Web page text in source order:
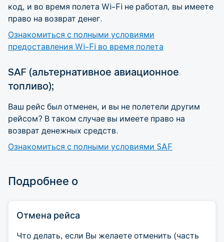
код, и во время полета Wi-Fi не работал, вы имеете
право на возврат денег.
Ознакомиться с полными условиями
предоставления Wi-Fi во время полета
SAF (альтернативное авиационное
топливо);
Ваш рейс был отменен, и вы не полетели другим
рейсом? В таком случае вы имеете право на
возврат денежных средств.
Ознакомиться с полными условиями SAF
Подробнее о
Отмена рейса
Что делать, если Вы желаете отменить (часть